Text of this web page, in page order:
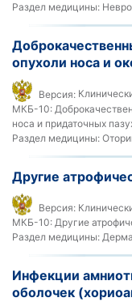
Раздел медицины:
опухоли носа и
Версия:
МКБ-10:
носа и придаточных
Раздел медицины:
Другие
Версия:
МКБ-10: Другие
Раздел медицины:
Инфекции
оболочек